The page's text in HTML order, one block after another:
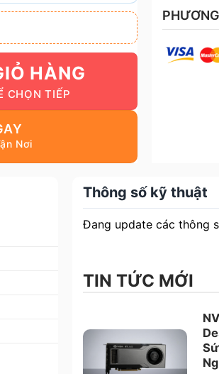
×
HÀNG
Thông số kỹ thuật
Đang update các thông
TIN TỨC MỚI